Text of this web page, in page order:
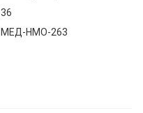
36
МЕД-НМО-263